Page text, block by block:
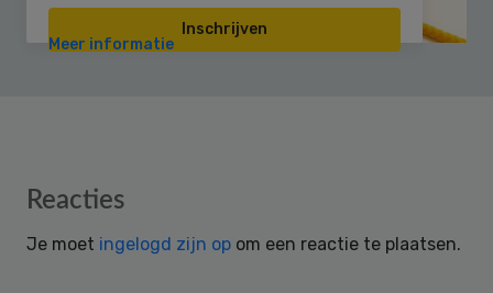
Inschrijven
Meer informatie
Reader
Reacties
Je moet ingelogd zijn op om een reactie te plaatsen.